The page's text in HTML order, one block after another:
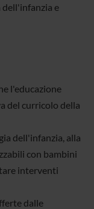
dell'infanzia e
l'educazione
del curricolo della
dell'infanzia, alla
con bambini
interventi
dalle